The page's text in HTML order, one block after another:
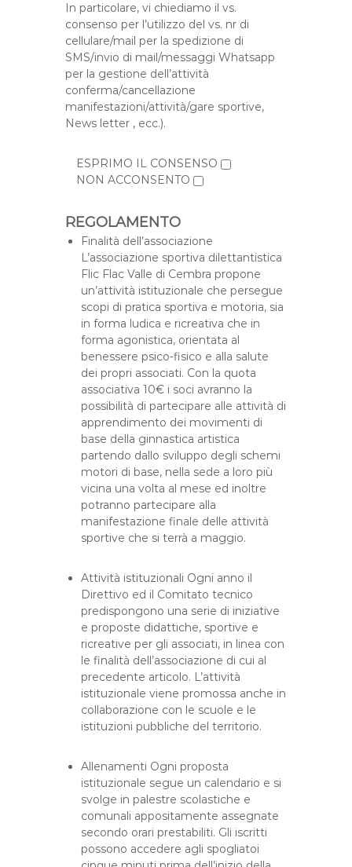
In particolare, vi chiediamo il vs.
consenso per l’utilizzo del vs. nr di
cellulare/mail per la spedizione di
SMS/invio di mail/messaggi Whatsapp
per la gestione dell’attività
conferma/cancellazione
manifestazioni/attività/gare sportive,
News letter , ecc.).
ESPRIMO IL CONSENSO
NON ACCONSENTO
REGOLAMENTO
Finalità dell’associazione
L’associazione sportiva dilettantistica
Flic Flac Valle di Cembra propone
un’attività istituzionale che persegue
scopi di pratica sportiva e motoria, sia
in forma ludica e ricreativa che in
forma agonistica, orientata al
benessere psico-fisico e alla salute
dei propri associati. Con la quota
associativa 10€ i soci avranno la
possibilità di partecipare alle attività di
apprendimento dei movimenti di
base della ginnastica artistica
partendo dallo sviluppo degli schemi
motori di base, nella sede a loro più
vicina una volta al mese ed inoltre
potranno partecipare alla
manifestazione finale delle attività
sportive che si terrà a maggio.
Attività istituzionali Ogni anno il
Direttivo ed il Comitato tecnico
predispongono una serie di iniziative
e proposte didattiche, sportive e
ricreative per gli associati, in linea con
le finalità dell’associazione di cui al
precedente articolo. L’attività
istituzionale viene promossa anche in
collaborazione con le scuole e le
istituzioni pubbliche del territorio.
Allenamenti Ogni proposta
istituzionale segue un calendario e si
svolge in palestre scolastiche e
comunali appositamente assegnate
secondo orari prestabiliti. Gli iscritti
possono accedere agli spogliatoi